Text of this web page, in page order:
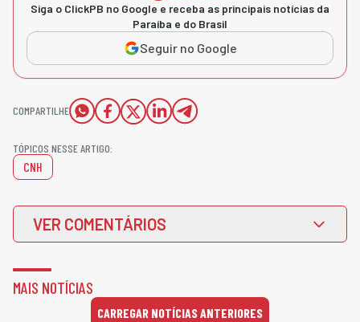
Siga o ClickPB no Google e receba as principais notícias da
Paraíba e do Brasil
Seguir no Google
COMPARTILHE
TÓPICOS NESSE ARTIGO:
CNH
VER COMENTÁRIOS
MAIS NOTÍCIAS
CARREGAR NOTÍCIAS ANTERIORES